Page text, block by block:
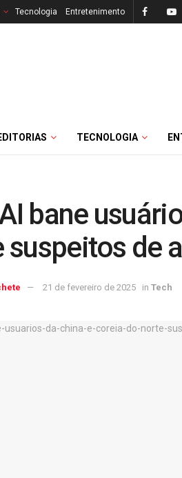
Tecnologia Entretenimento
TECNOLOGIA
bane
suspeitos de
21 de fevereiro de 2025 in Tech